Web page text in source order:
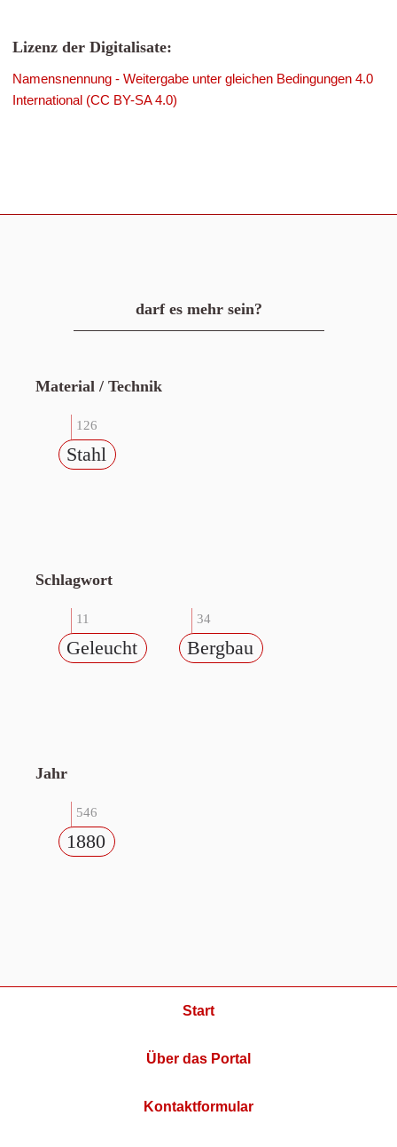
Lizenz der Digitalisate:
Namensnennung - Weitergabe unter gleichen Bedingungen 4.0
International (CC BY-SA 4.0)
darf es mehr sein?
Material / Technik
126
Stahl
Schlagwort
11
Geleucht
34
Bergbau
Jahr
546
1880
Start
Über das Portal
Kontaktformular